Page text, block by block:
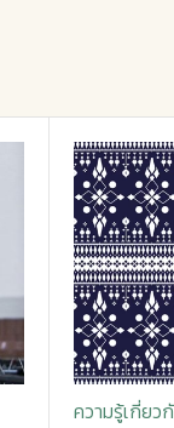
ความรู้เกี่ยว